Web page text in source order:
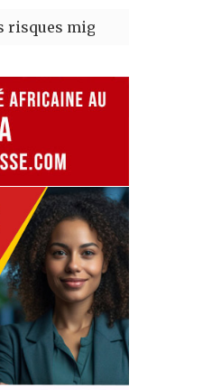
migratoires dès juillet